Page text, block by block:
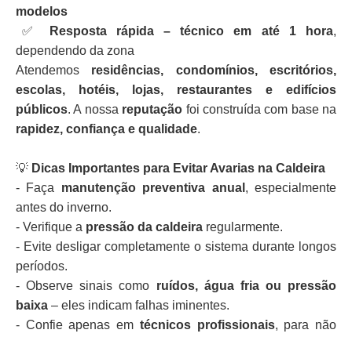
modelos
✅
Resposta rápida – técnico em até 1 hora,
dependendo da zona
Atendemos residências, condomínios, escritórios,
escolas, hotéis, lojas, restaurantes e edifícios
públicos. A nossa reputação foi construída com base na
rapidez, confiança e qualidade.
💡 Dicas Importantes para Evitar Avarias na Caldeira
- Faça manutenção preventiva anual , especialmente
antes do inverno.
- Verifique a pressão da caldeira regularmente.
- Evite desligar completamente o sistema durante longos
períodos.
- Observe sinais como ruídos, água fria ou pressão
baixa – eles indicam falhas iminentes.
- Confie apenas em técnicos profissionais, para não